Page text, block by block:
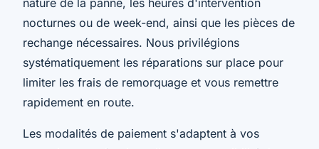
nocturnes ou de week-end, ainsi que les pièces de
rechange nécessaires. Nous privilégions
systématiquement les réparations sur place pour
limiter les frais de remorquage et vous remettre
rapidement en route.
Les modalités de paiement s'adaptent à vos